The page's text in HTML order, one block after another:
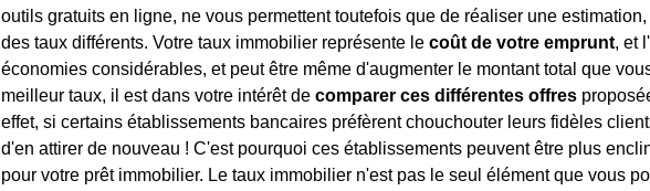
outils gratuits en ligne, ne vous permettent toutefois que de réaliser une
des taux différents. Votre taux immobilier représente le coût de votre emprunt, et
économies considérables, et peut être même d'augmenter le montant total que
meilleur taux, il est dans votre intérêt de comparer ces différentes offres
effet, si certains établissements bancaires préfèrent chouchouter leurs fidèles
d'en attirer de nouveau ! C'est pourquoi ces établissements peuvent être plus
pour votre prêt immobilier. Le taux immobilier n'est pas le seul élément que vous